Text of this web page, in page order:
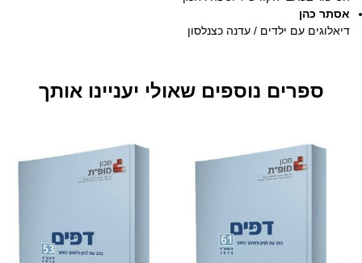
אסתר כהן
דיאלוגים עם ילדים / עדנה כצנלסון
ספרים נוספים שאולי יעניינו אותך